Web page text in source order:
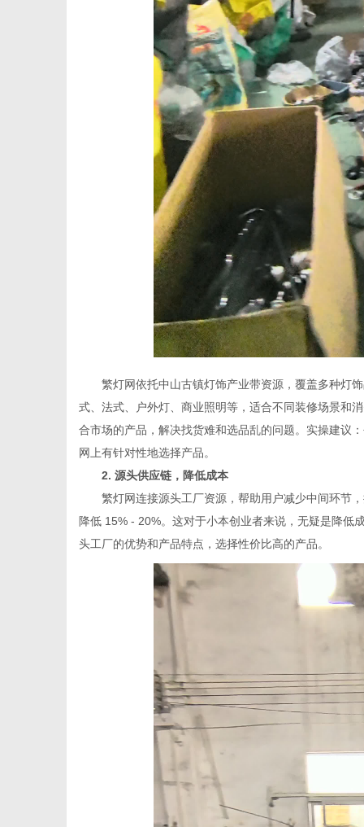
繁灯网依托中山古镇灯饰产业带资源，覆盖多种灯饰
式、法式、户外灯、商业照明等，适合不同装修场景和
合市场的产品，解决找货难和选品乱的问题。实操建议
网上有针对性地选择产品。
2. 源头供应链，降低成本
繁灯网连接源头工厂资源，帮助用户减少中间环节，
降低 15% - 20%。这对于小本创业者来说，无疑是降低
头工厂的优势和产品特点，选择性价比高的产品。